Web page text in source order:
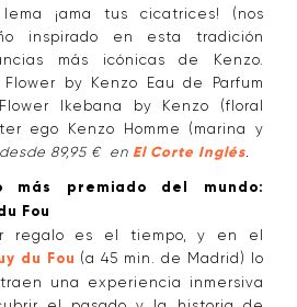
¡ama tus cicatrices! (nos
inspirado en esta tradición
más icónicas de Kenzo.
Flower by Kenzo Eau de Parfum
Ikebana by Kenzo (floral
ego Kenzo Homme (marina y
89,95 € en El Corte Inglés
más premiado del mundo:
Fou
regalo es el tiempo, y en el
du Fou (a 45 min. de Madrid) lo
una experiencia inmersiva